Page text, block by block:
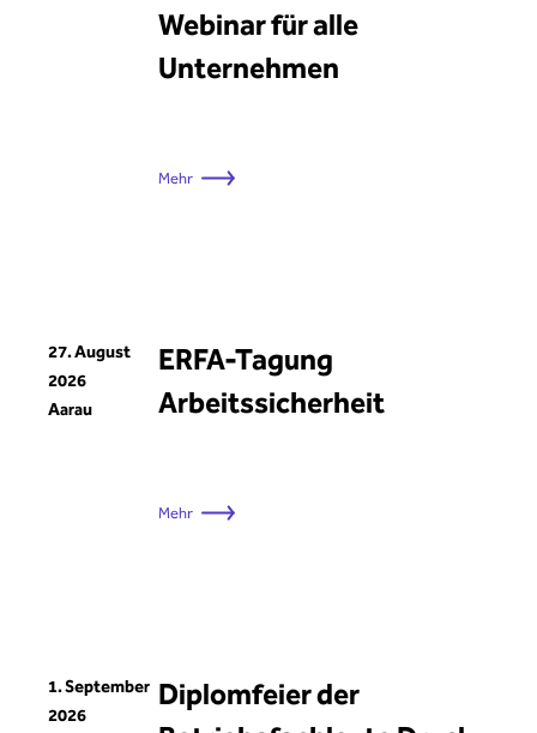
Webinar für alle
Unternehmen
Mehr
27. August
2026
Aarau
ERFA-Tagung
Arbeitssicherheit
Mehr
1. September
2026
Diplomfeier der